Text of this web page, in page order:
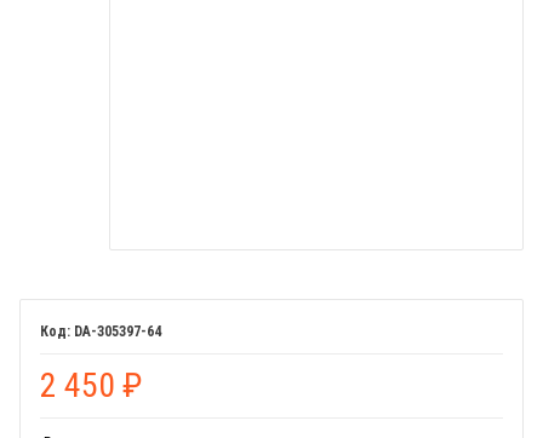
DA-305397-64
2 450 ₽